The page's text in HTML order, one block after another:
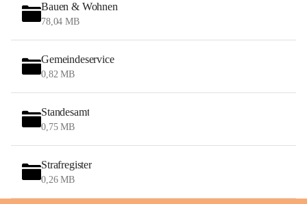
Bauen & Wohnen
78,04 MB
Gemeindeservice
0,82 MB
Standesamt
0,75 MB
Strafregister
0,26 MB